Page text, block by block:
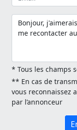
* Tous les champs
** En cas de
vous reconnaissez
par l’annonceur